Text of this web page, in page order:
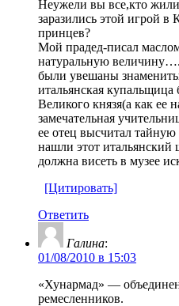
Неужели вы все,кто
заразились этой игрой
принцев?
Мой прадед-писал
натуральную
были увешаны
итальянская
Великого князя(а как ее
замечательная
ее отец высчитал
нашли этот итальянский
должна висеть в музее
[Цитировать]
Ответить
Галина:
01/08/2010 в 15:03
«Хунармад» —
ремесленников.